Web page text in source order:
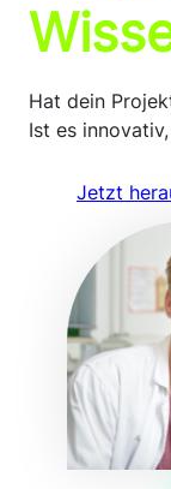
Hat dein
Ist es
Jetzt